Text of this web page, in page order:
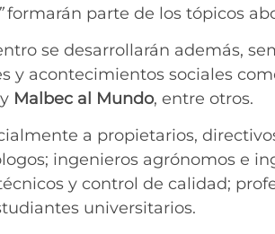
formarán parte de los tópicos
se desarrollarán además,
y acontecimientos sociales
Malbec al Mundo, entre otros.
a propietarios,
ingenieros agrónomos e
y control de calidad;
universitarios.